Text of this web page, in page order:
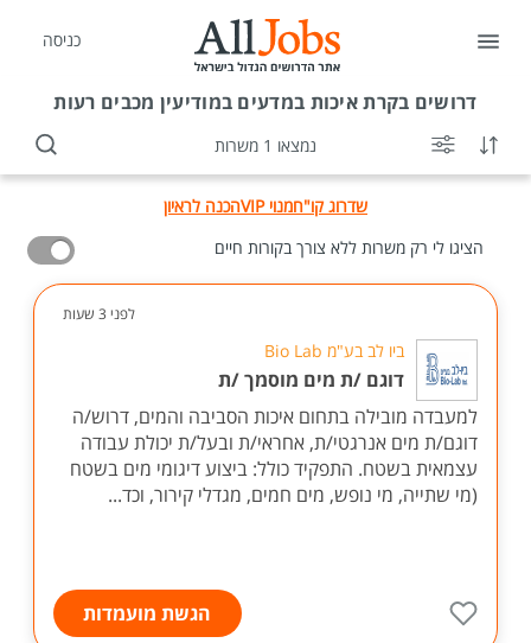
כניסה
דרושים בקרת איכות במדעים במודיעין מכבים רעות
נמצאו 1 משרות
שדרוג קו"חמנוי VIP
הכנה לראיון
הציגו לי רק משרות ללא צורך בקורות חיים
לפני 3 שעות
ביו לב בע"מ Bio Lab
דוגם /ת מים מוסמך /ת
למעבדה מובילה בתחום איכות הסביבה והמים, דרוש/ה
דוגם/ת מים אנרגטי/ת, אחראי/ת ובעל/ת יכולת עבודה
עצמאית בשטח. התפקיד כולל: ביצוע דיגומי מים בשטח
(מי שתייה, מי נופש, מים חמים, מגדלי קירור, וכד...
הגשת מועמדות